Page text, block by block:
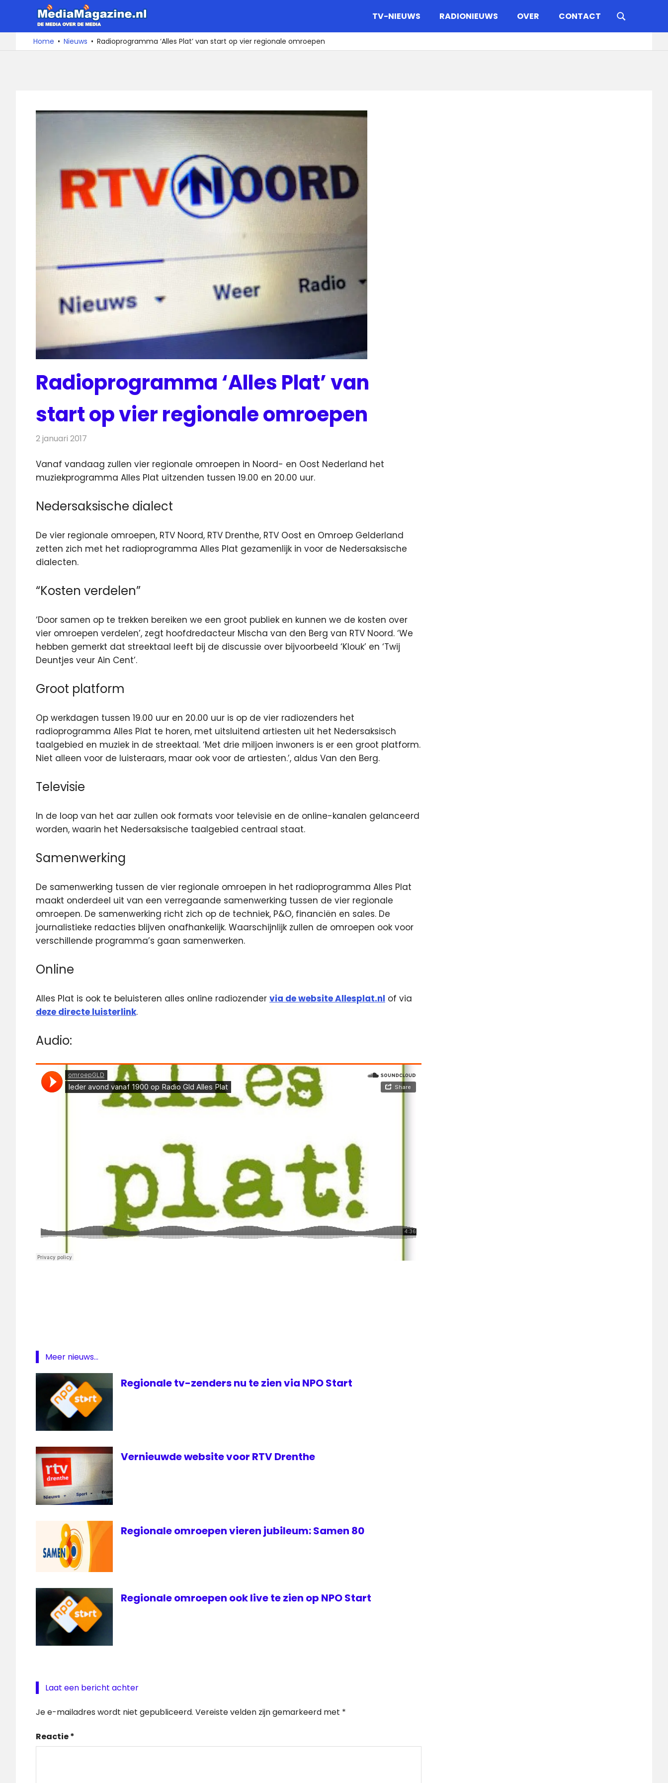
de
De
media
over
TV-NIEUWS RADIONIEUWS OVER CONTACT
Home Nieuws Radioprogramma ‘Alles Plat’ van start op vier regionale omroepen
Radioprogramma ‘Alles Plat’ van
start op vier regionale omroepen
2 januari 2017
Vanaf vandaag zullen vier regionale omroepen in Noord- en Oost Nederland het
muziekprogramma Alles Plat uitzenden tussen 19.00 en 20.00 uur.
Nedersaksische dialect
De vier regionale omroepen, RTV Noord, RTV Drenthe, RTV Oost en Omroep Gelderland
zetten zich met het radioprogramma Alles Plat gezamenlijk in voor de Nedersaksische
dialecten.
“Kosten verdelen”
‘Door samen op te trekken bereiken we een groot publiek en kunnen we de kosten over
vier omroepen verdelen’, zegt hoofdredacteur Mischa van den Berg van RTV Noord. ‘We
hebben gemerkt dat streektaal leeft bij de discussie over bijvoorbeeld ‘Klouk’ en ‘Twij
Deuntjes veur Ain Cent’.
Groot platform
Op werkdagen tussen 19.00 uur en 20.00 uur is op de vier radiozenders het
radioprogramma Alles Plat te horen, met uitsluitend artiesten uit het Nedersaksisch
taalgebied en muziek in de streektaal. ‘Met drie miljoen inwoners is er een groot platform.
Niet alleen voor de luisteraars, maar ook voor de artiesten.’, aldus Van den Berg.
Televisie
In de loop van het aar zullen ook formats voor televisie en de online-kanalen gelanceerd
worden, waarin het Nedersaksische taalgebied centraal staat.
Samenwerking
De samenwerking tussen de vier regionale omroepen in het radioprogramma Alles Plat
maakt onderdeel uit van een verregaande samenwerking tussen de vier regionale
omroepen. De samenwerking richt zich op de techniek, P&O, financiën en sales. De
journalistieke redacties blijven onafhankelijk. Waarschijnlijk zullen de omroepen ook voor
verschillende programma’s gaan samenwerken.
Online
Alles Plat is ook te beluisteren alles online radiozender via de website Allesplat.nl of via
deze directe luisterlink.
Audio:
RTV
Noord
RTV
Meer nieuws...
Regionale tv-zenders nu te zien via NPO Start
Vernieuwde website voor RTV Drenthe
Regionale omroepen vieren jubileum: Samen 80
Regionale omroepen ook live te zien op NPO Start
Laat een bericht achter
Je e-mailadres wordt niet gepubliceerd. Vereiste velden zijn gemarkeerd met *
Reactie*